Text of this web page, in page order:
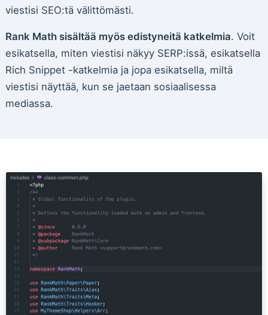
viestisi SEO:tä välittömästi.
Rank Math sisältää myös edistyneitä katkelmia. Voit
esikatsella, miten viestisi näkyy SERP:issä, esikatsella
Rich Snippet -katkelmia ja jopa esikatsella, miltä
viestisi näyttää, kun se jaetaan sosiaalisessa
mediassa.